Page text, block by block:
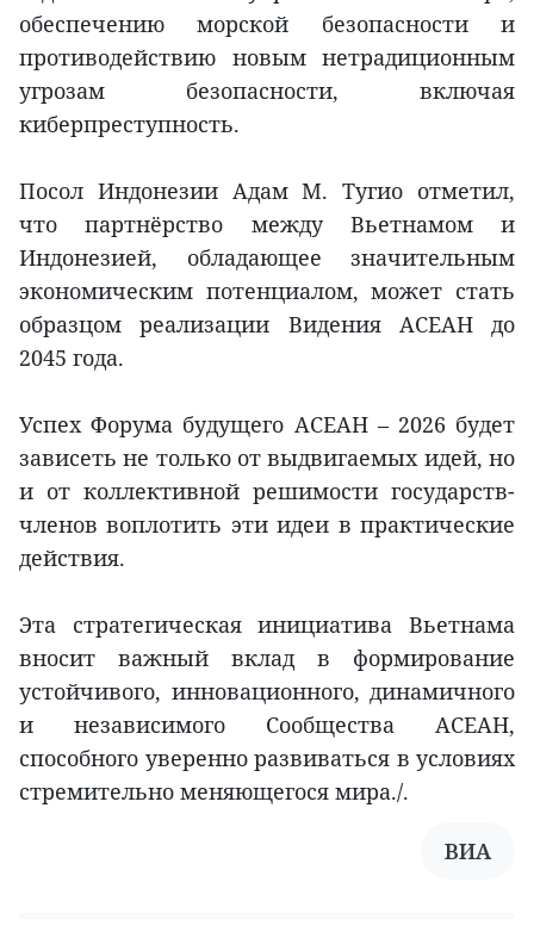
обеспечению морской безопасности и
противодействию новым нетрадиционным
угрозам безопасности, включая
киберпреступность.
Посол Индонезии Адам М. Тугио отметил,
что партнёрство между Вьетнамом и
Индонезией, обладающее значительным
экономическим потенциалом, может стать
образцом реализации Видения АСЕАН до
2045 года.
Успех Форума будущего АСЕАН – 2026 будет
зависеть не только от выдвигаемых идей, но
и от коллективной решимости государств-
членов воплотить эти идеи в практические
действия.
Эта стратегическая инициатива Вьетнама
вносит важный вклад в формирование
устойчивого, инновационного, динамичного
и независимого Сообщества АСЕАН,
способного уверенно развиваться в условиях
стремительно меняющегося мира./.
ВИА